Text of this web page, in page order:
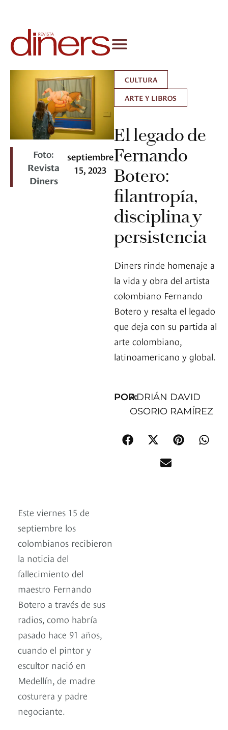
Foto:
Revista
Diners
septiembre
15, 2023
CULTURA
ARTE Y LIBROS
El legado de
Fernando
Botero:
filantropía,
disciplina y
persistencia
Diners rinde homenaje a
la vida y obra del artista
colombiano Fernando
Botero y resalta el legado
que deja con su partida al
arte colombiano,
latinoamericano y global.
POR:ADRIÁN DAVID
OSORIO RAMÍREZ
Este viernes 15 de
septiembre los
colombianos recibieron
la noticia del
fallecimiento del
maestro Fernando
Botero a través de sus
radios, como habría
pasado hace 91 años,
cuando el pintor y
escultor nació en
Medellín, de madre
costurera y padre
negociante.